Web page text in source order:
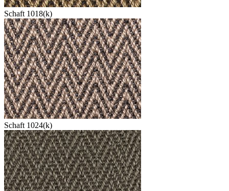
Schaft 1018(k)
Schaft 1024(k)